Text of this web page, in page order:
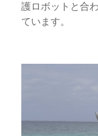
護ロボットと合
ています。